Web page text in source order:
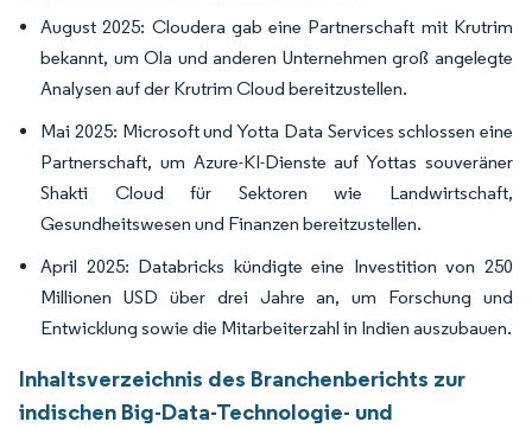
August 2025: Cloudera gab eine Partnerschaft mit Krutrim
bekannt, um Ola und anderen Unternehmen groß angelegte
Analysen auf der Krutrim Cloud bereitzustellen.
Mai 2025: Microsoft und Yotta Data Services schlossen eine
Partnerschaft, um Azure-KI-Dienste auf Yottas souveräner
Shakti Cloud für Sektoren wie Landwirtschaft,
Gesundheitswesen und Finanzen bereitzustellen.
April 2025: Databricks kündigte eine Investition von 250
Millionen USD über drei Jahre an, um Forschung und
Entwicklung sowie die Mitarbeiterzahl in Indien auszubauen.
Inhaltsverzeichnis des Branchenberichts zur
indischen Big-Data-Technologie- und